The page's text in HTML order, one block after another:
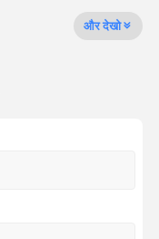
और देखो